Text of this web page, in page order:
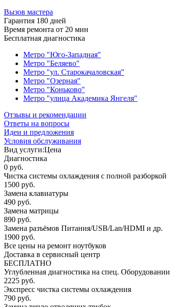
Вызов мастера
Гарантия 180 дней
Время ремонта от 20 мин
Бесплатная диагностика
Метро "Юго-Западная"
Метро "Беляево"
Метро "ул. Старокачаловская"
Метро "Озерная"
Метро "Коньково"
Метро "улица Академика Янгеля"
Отзывы и рекомендации
Ответы на вопросы
Идеи и предложения
Условия обслуживания
Вид услуги:Цена
Диагностика
0 руб.
Чистка системы охлаждения с полной разборкой
1500 руб.
Замена клавиатуры
490 руб.
Замена матрицы
890 руб.
Замена разъёмов Питания/USB/Lan/HDMI и др.
1900 руб.
Все цены на ремонт ноутбуков
Доставка в сервисный центр
БЕСПЛАТНО
Углубленная диагностика на спец. Оборудовании
2225 руб.
Экспресс чистка системы охлаждения
790 руб.